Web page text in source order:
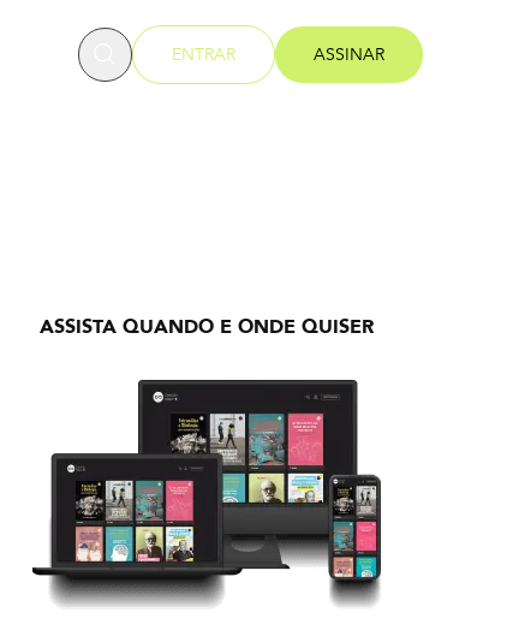
ENTRAR ASSINAR
ASSISTA QUANDO E ONDE QUISER